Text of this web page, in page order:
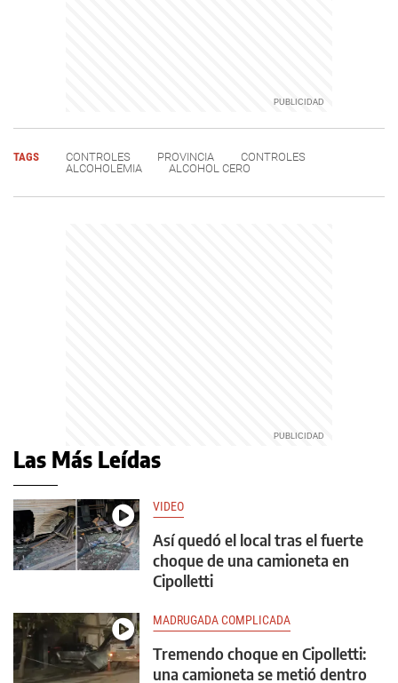
TAGS CONTROLES PROVINCIA
CONTROLES
ALCOHOLEMIA
ALCOHOL CERO
Las Más Leídas
VIDEO
Así quedó el local tras el fuerte
choque de una camioneta en
Cipolletti
MADRUGADA COMPLICADA
Tremendo choque en Cipolletti:
una camioneta se metió dentro